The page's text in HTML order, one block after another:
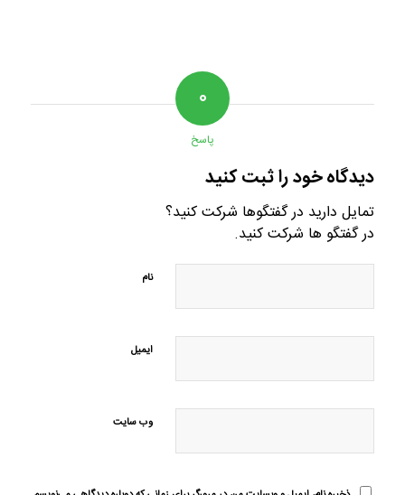
۰
پاسخ
دیدگاه خود را ثبت کنید
تمایل دارید در گفتگوها شرکت کنید؟
در گفتگو ها شرکت کنید.
نام
ایمیل
وب‌ سایت